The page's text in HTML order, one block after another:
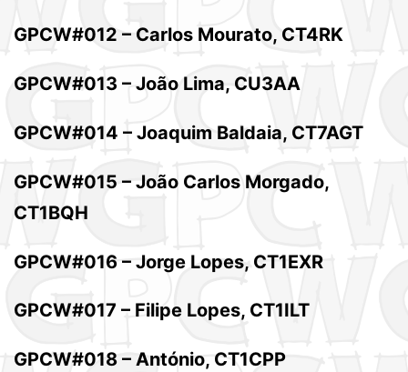
GPCW#012 – Carlos Mourato, CT4RK
GPCW#013 – João Lima, CU3AA
GPCW#014 – Joaquim Baldaia, CT7AGT
GPCW#015 – João Carlos Morgado,
CT1BQH
GPCW#016 – Jorge Lopes, CT1EXR
GPCW#017 – Filipe Lopes, CT1ILT
GPCW#018 – António, CT1CPP